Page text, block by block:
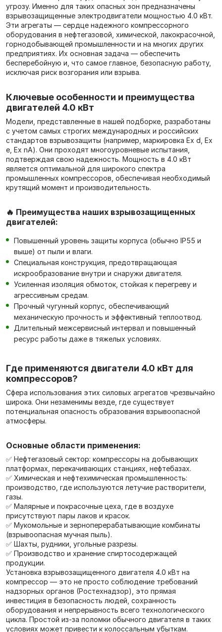
угрозу. Именно для таких опасных зон предназначены
взрывозащищенные электродвигатели мощностью 4.0 кВт.
Эти агрегаты — сердце надежного компрессорного
оборудования в нефтегазовой, химической, лакокрасочной,
горнодобывающей промышленности и на многих других
предприятиях. Их основная задача — обеспечить
бесперебойную и, что самое главное, безопасную работу,
исключая риск возгорания или взрыва.
Ключевые особенности и преимущества
двигателей 4.0 кВт
Модели, представленные в нашей подборке, разработаны
с учетом самых строгих международных и российских
стандартов взрывозащиты (например, маркировка Ex d, Ex
e, Ex nA). Они проходят многоуровневые испытания,
подтверждая свою надежность. Мощность в 4.0 кВт
является оптимальной для широкого спектра
промышленных компрессоров, обеспечивая необходимый
крутящий момент и производительность.
🔥 Преимущества наших взрывозащищенных
двигателей:
Повышенный уровень защиты корпуса (обычно IP55 и
выше) от пыли и влаги.
Специальная конструкция, предотвращающая
искрообразование внутри и снаружи двигателя.
Усиленная изоляция обмоток, стойкая к перегреву и
агрессивным средам.
Прочный чугунный корпус, обеспечивающий
механическую прочность и эффективный теплоотвод.
Длительный межсервисный интервал и повышенный
ресурс работы даже в тяжелых условиях.
Где применяются двигатели 4.0 кВт для
компрессоров?
Сфера использования этих силовых агрегатов чрезвычайно
широка. Они незаменимы везде, где существует
потенциальная опасность образования взрывоопасной
атмосферы.
Основные области применения:
✅ Нефтегазовый сектор: компрессоры на добывающих
платформах, перекачивающих станциях, нефтебазах.
✅ Химическая и нефтехимическая промышленность:
производство, где используются летучие растворители,
газы.
✅ Малярные и покрасочные цеха, где в воздухе
присутствуют пары лаков и красок.
✅ Мукомольные и зерноперерабатывающие комбинаты
(взрывоопасная мучная пыль).
✅ Шахты, рудники, угольные разрезы.
✅ Производство и хранение спиртосодержащей
продукции.
Установка взрывозащищенного двигателя 4.0 кВт на
компрессор — это не просто соблюдение требований
надзорных органов (Ростехнадзор), это прямая
инвестиция в безопасность людей, сохранность
оборудования и непрерывность всего технологического
цикла. Простой из-за поломки обычного двигателя в таких
условиях может привести к колоссальным убыткам.